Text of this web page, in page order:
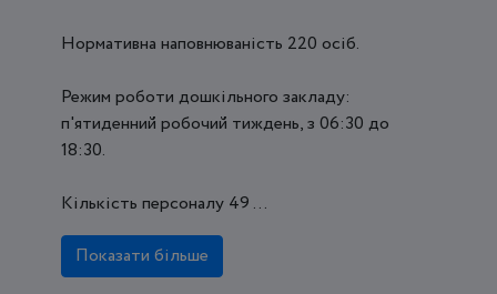
Нормативна наповнюваність 220 осіб.
Режим роботи дошкільного закладу:
п'ятиденний робочий тиждень, з 06:30 до
18:30.
Кількість персоналу 49 ...
Показати більше